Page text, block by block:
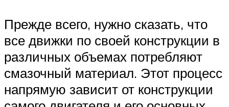
Прежде всего, нужно сказать, что
все движки по своей конструкции в
различных объемах потребляют
смазочный материал. Этот процесс
напрямую зависит от конструкции